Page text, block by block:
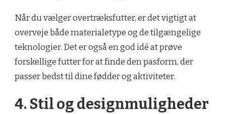
Når du vælger overtræksfutter, er det vigtigt at
overveje både materialetype og de tilgængelige
teknologier. Det er også en god idé at prøve
forskellige futter for at finde den pasform, der
passer bedst til dine fødder og aktiviteter.
4. Stil og designmuligheder